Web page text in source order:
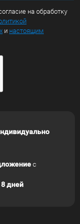
на обработку
и настоящим
с
8 дней